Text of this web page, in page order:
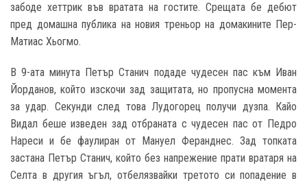
забоде хеттрик във вратата на гостите. Срещата бе дебют
пред домашна публика на новия треньор на домакините Пер-
Матиас Хьогмо.
В 9-ата минута Петър Станич подаде чудесен пас към Иван
Йорданов, който изскочи зад защитата, но пропусна момента
за удар. Секунди след това Лудогорец получи дузпа. Кайо
Видал беше изведен зад отбраната с чудесен пас от Педро
Нареси и бе фаулиран от Мануел Феранднес. Зад топката
застана Петър Станич, който без напрежение прати вратаря на
Селта в другия ъгъл, отбелязвайки третото си попадение в